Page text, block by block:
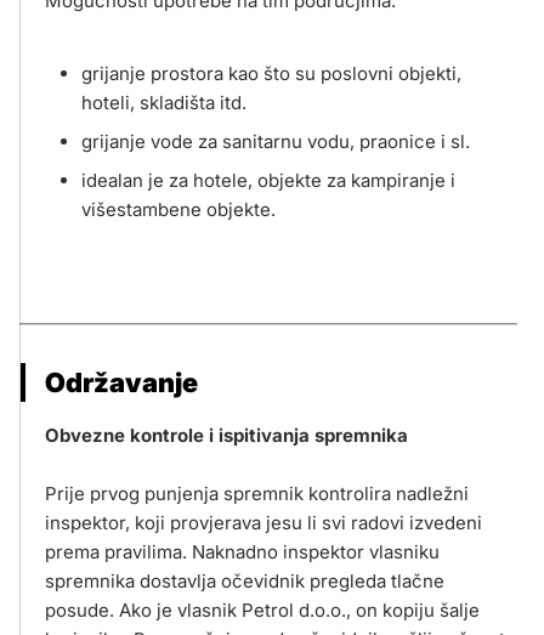
grijanje prostora kao što su poslovni objekti,
hoteli, skladišta itd.
grijanje vode za sanitarnu vodu, praonice i sl.
idealan je za hotele, objekte za kampiranje i
višestambene objekte.
Održavanje
Obvezne kontrole i ispitivanja spremnika
Prije prvog punjenja spremnik kontrolira nadležni
inspektor, koji provjerava jesu li svi radovi izvedeni
prema pravilima. Naknadno inspektor vlasniku
spremnika dostavlja očevidnik pregleda tlačne
posude. Ako je vlasnik Petrol d.o.o., on kopiju šalje